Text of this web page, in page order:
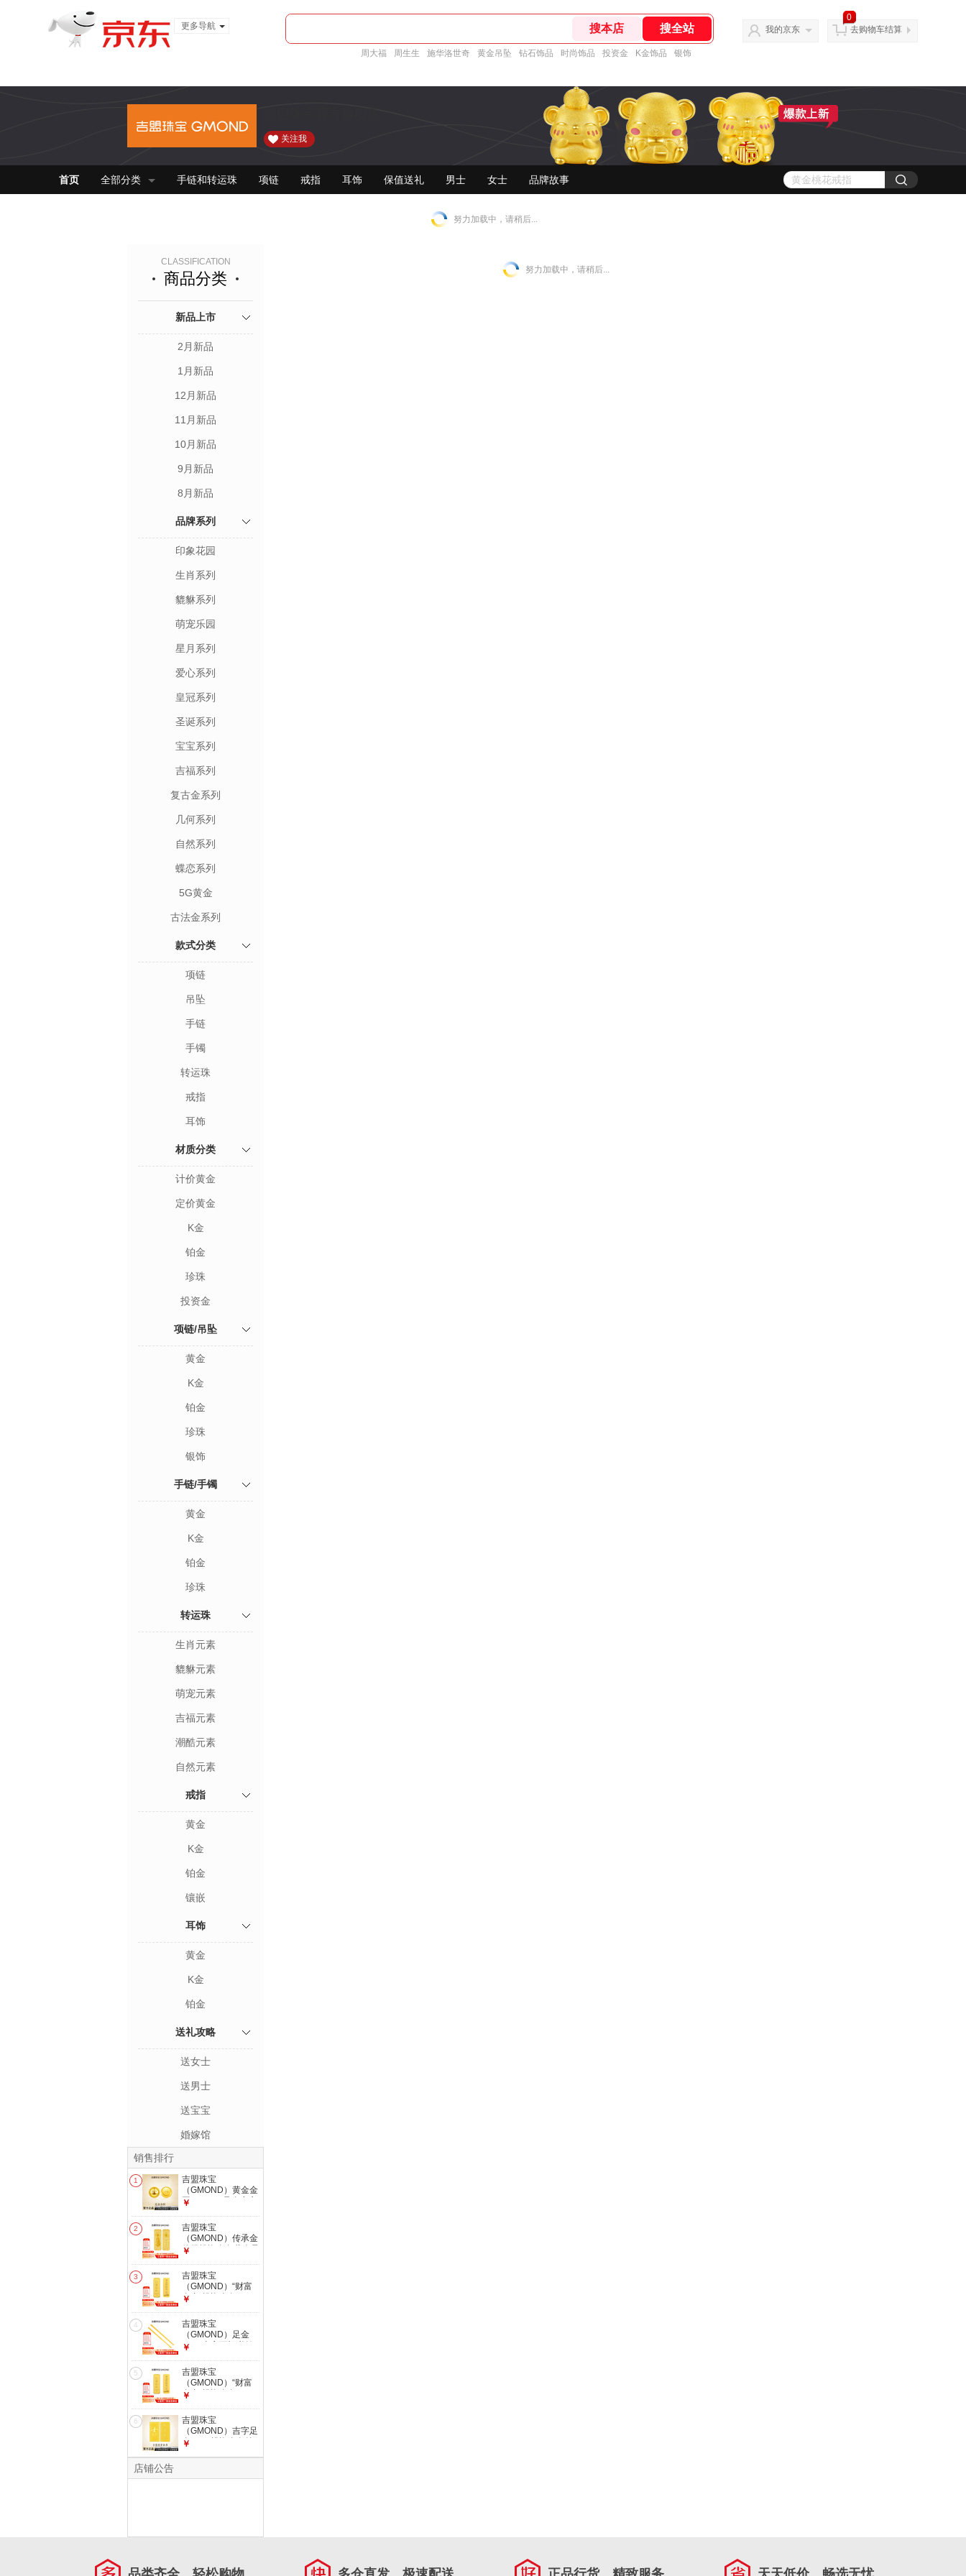
更多导航
周大福 周生生 施华洛世奇 黄金吊坠 钻石饰品 时尚饰品 投资金 K金饰品 银饰
我的京东
0
去购物车结算
关注我
首页 全部分类 手链和转运珠 项链 戒指 耳饰 保值送礼 男士 女士 品牌故事
努力加载中，请稍后...
CLASSIFICATION
商品分类
新品上市
2月新品
1月新品
12月新品
11月新品
10月新品
9月新品
8月新品
品牌系列
印象花园
生肖系列
貔貅系列
萌宠乐园
星月系列
爱心系列
皇冠系列
圣诞系列
宝宝系列
吉福系列
复古金系列
几何系列
自然系列
蝶恋系列
5G黄金
古法金系列
款式分类
项链
吊坠
手链
手镯
转运珠
戒指
耳饰
材质分类
计价黄金
定价黄金
K金
铂金
珍珠
投资金
项链/吊坠
黄金
K金
铂金
珍珠
银饰
手链/手镯
黄金
K金
铂金
珍珠
转运珠
生肖元素
貔貅元素
萌宠元素
吉福元素
潮酷元素
自然元素
戒指
黄金
K金
铂金
镶嵌
耳饰
黄金
K金
铂金
送礼攻略
送女士
送男士
送宝宝
婚嫁馆
销售排行
1
吉盟珠宝
（GMOND）黄金金
豆AU9999足金实心
日礼物送女友送朋友
发货后不支持退换货
和拒收 足金金锭1g-
配鉴定证书
￥
2
吉盟珠宝
（GMOND）传承金
貔貅投资金条黄金足
老婆生日礼物七夕礼
物 发货后不支持退
换货和拒收 貔貅传
承金条10g【配鉴定
证书】
￥
3
吉盟珠宝
（GMOND）“财富
自由”投资金条10g
资收藏礼品七夕礼物
财富自由金条 金重
10.00g（不支持退
换货）
￥
4
吉盟珠宝
（GMOND）足金
9999吉言百福书签
送老婆生日礼物七夕
礼物 发货后不支持
退换货和拒收 大版
吉言书签10g【配检
测证书】
￥
5
吉盟珠宝
（GMOND）“财富
自由”投资金条10g
资收藏礼品七夕礼物
财富自由金条 金重
20.00g（不支持退
换货）
￥
6
吉盟珠宝
（GMOND）吉字足
金9999投资金条纯
￥
店铺公告
努力加载中，请稍后...